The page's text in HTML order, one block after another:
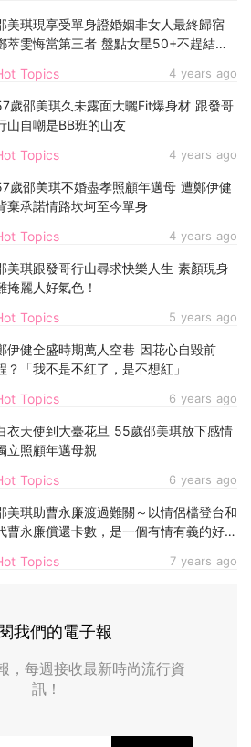
Topics 4 years ago
美琪現享受單身證婚姻非女人最終歸宿
萃雯悔當第三者 盤點女星50+不趕結婚
Topics 4 years ago
歲邵美琪久未露面大曬Fit爆身材 跟發哥
山自嘲是BB班的山友
Topics 4 years ago
歲邵美琪不婚盡孝照顧年邁母 遭鄭伊健
棄承諾情路坎坷至今單身
Topics 5 years ago
美琪跟發哥行山尋求快樂人生 素顏現身
掩麗人好氣色！
Topics 6 years ago
伊健全盛時期萬人空巷 因花心自毀前
？「我不是不紅了，是不想紅」
Topics 6 years ago
衣天使到大臺花旦 55歲邵美琪放下感情
立照顧年邁母親
Topics 7 years ago
美琪助曹永廉渡過難關～以情侶檔登台和
曹永廉償還卡數，是一個有情有義的好
我們的電子報
，每週接收最新時尚流行資
訊！